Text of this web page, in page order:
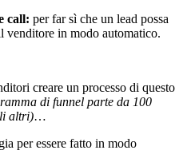
call: per far sì che un lead possa
venditore in modo automatico.
creare un processo di questo
di funnel parte da 100
altri)…
per essere fatto in modo